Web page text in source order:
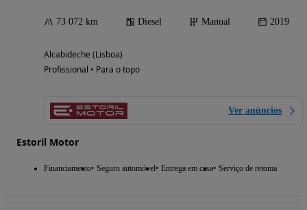
73 072 km Diesel Manual 2019
Alcabideche (Lisboa)
Profissional • Para o topo
Ver anúncios
Estoril Motor
Financiamento Seguro automóvel Entrega em casa Serviço de retoma